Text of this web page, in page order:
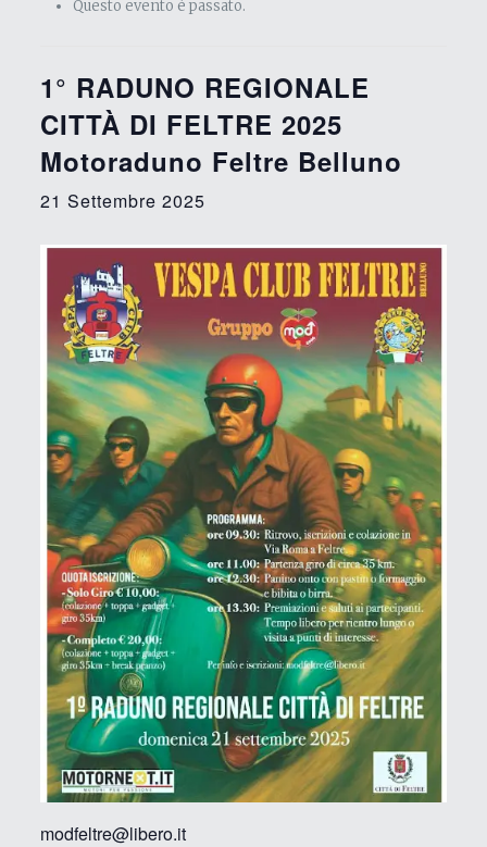
Questo evento è passato.
1° RADUNO REGIONALE
CITTÀ DI FELTRE 2025
Motoraduno Feltre Belluno
21 Settembre 2025
modfeltre@libero.it